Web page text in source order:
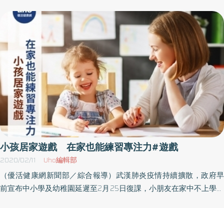
療師、語言治療師的指示，針對每一項能力去做復健，才能加快速
度，逐漸恢復。第3點：這些話語要避免 用哄騙的方式，構築不可能
達成的目標。 美化復健過程中，時間、精神與體力的消耗。 批評不
夠努力、沒有找對醫生、哪位家人當初沒有把你顧好等等負面說
法。復健是一條漫長的過程，似乎看不見終點，因此中風家人抱持
著正面的想法及每天積極復健是很重要的課題，我們每天的陪伴、
鼓勵，其實也會給予中風家人堅持下去的動力，並且共同努力認識
疾病和復建的知識。相信都會有機會改變現在的狀況。（本文獲愛
長照授權轉載，原文為：【照顧智慧】愛長照FB社團經驗分享：如
何鼓勵中風家人復健）
數次快速地搖晃嬰兒，此為「嬰兒搖晃症候群」，後果可能造成小
孩的腦損傷、失明、癱瘓、抽搐痙攣，甚至死亡。發生的年齡從新
生兒至4歲都有，大部分病例發生在1歲前。造成嬰兒搖晃症的7個危
險動作 過度猛力上下或前後搖晃寶寶。 反覆將小孩拋向空中，例如
「拋高高」遊戲。 把嬰兒放在大腿或膝蓋上用力晃動，例如「搖到
外婆橋」遊戲。 抱著嬰兒像旋轉木馬般旋轉。 用力將寶寶摔在床墊
或沙發上。 乘坐沒有辦法支撐嬰兒頭部的摩托車。 乘坐時未依規定
使用的汽車安全座椅。搖晃可能造成出血或神經傷害嬰兒（特別是
新生兒），頭部組織尚未發育完全、腦部的水分含量較高、髓鞘化
未完全、囟門沒有閉合，小腦袋就像是易被破壞脆弱的豆腐，受到
不適當搖晃時，可能會出現看不到的損傷。臺北醫學大學附設醫院
護理部督導長劉文琪表示，寶寶的身體比例與大人不太一樣，頭通
常佔了身體全長的1/4，加上3個月前的寶寶脖子和腦部柔軟且脆弱
無力，脖子內部重要的各種組織（如管控呼吸反應的頸椎）卻又非
常重要，若不當的搖晃（特別是如拋接等上下方向搖晃）導致受
小孩居家遊戲 在家也能練習專注力#遊戲
2020/02/11 Uho編輯部
（優活健康網新聞部／綜合報導）武漢肺炎疫情持續擴散，政府早
前宣布中小學及幼稚園延遲至2月25日復課，小朋友在家中不上學，